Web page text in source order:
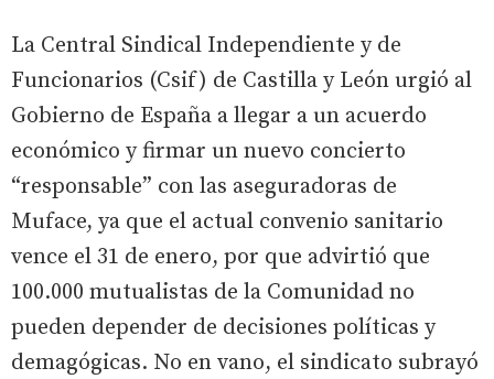
La Central Sindical Independiente y de
Funcionarios (Csif) de Castilla y León urgió al
Gobierno de España a llegar a un acuerdo
económico y firmar un nuevo concierto
“responsable” con las aseguradoras de
Muface, ya que el actual convenio sanitario
vence el 31 de enero, por que advirtió que
100.000 mutualistas de la Comunidad no
pueden depender de decisiones políticas y
demagógicas. No en vano, el sindicato subrayó